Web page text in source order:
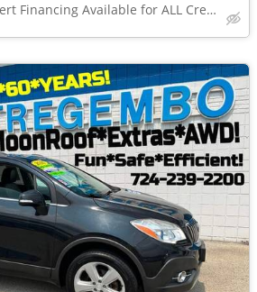
Expert Financing Available for ALL Credit Types